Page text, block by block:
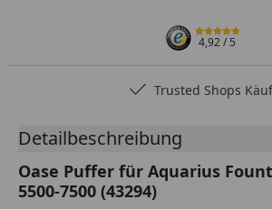
4,92/ 5
Trusted Shops
Detailbeschreibung
Oase Puffer für Aquarius
5500-7500 (43294)